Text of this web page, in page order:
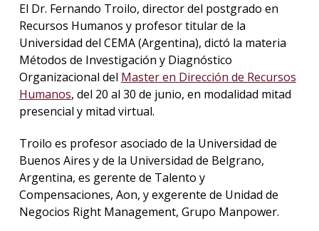
El Dr. Fernando Troilo, director del postgrado en
Recursos Humanos y profesor titular de la
Universidad del CEMA (Argentina), dictó la materia
Métodos de Investigación y Diagnóstico
Organizacional del Master en Dirección de Recursos
Humanos, del 20 al 30 de junio, en modalidad mitad
presencial y mitad virtual.
Troilo es profesor asociado de la Universidad de
Buenos Aires y de la Universidad de Belgrano,
Argentina, es gerente de Talento y
Compensaciones, Aon, y exgerente de Unidad de
Negocios Right Management, Grupo Manpower.